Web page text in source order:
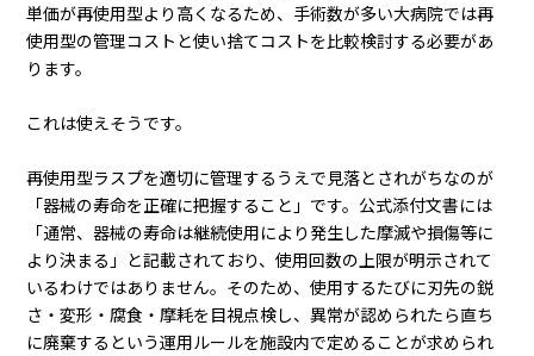
単価が再使用型より高くなるため、手術数が多い大病院では再
使用型の管理コストと使い捨てコストを比較検討する必要があ
ります。
これは使えそうです。
再使用型ラスプを適切に管理するうえで見落とされがちなのが
「器械の寿命を正確に把握すること」です。公式添付文書には
「通常、器械の寿命は継続使用により発生した摩滅や損傷等に
より決まる」と記載されており、使用回数の上限が明示されて
いるわけではありません。そのため、使用するたびに刃先の鋭
さ・変形・腐食・摩耗を目視点検し、異常が認められたら直ち
に廃棄するという運用ルールを施設内で定めることが求められ